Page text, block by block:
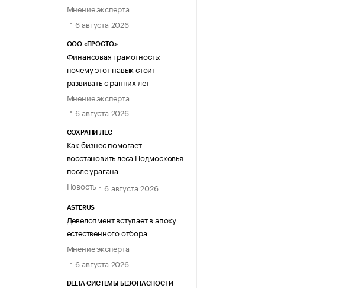
Мнение эксперта
6 августа 2026
ООО «ПРОСТО.»
Финансовая грамотность:
почему этот навык стоит
развивать с ранних лет
Мнение эксперта
6 августа 2026
СОХРАНИ ЛЕС
Как бизнес помогает
восстановить леса Подмосковья
после урагана
Новость
6 августа 2026
ASTERUS
Девелопмент вступает в эпоху
естественного отбора
Мнение эксперта
6 августа 2026
DELTA СИСТЕМЫ БЕЗОПАСНОСТИ